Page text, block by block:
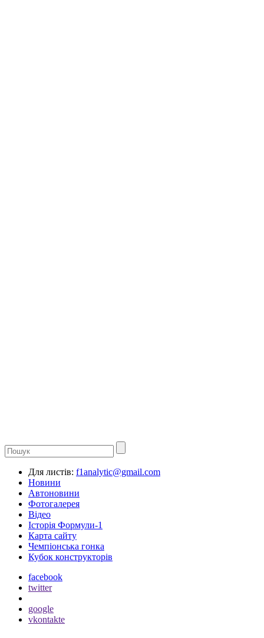
Для листів: f1analytic@gmail.com
Новини
Автоновини
Фотогалерея
Відео
Історія Формули-1
Карта сайту
Чемпіонська гонка
Кубок конструкторів
facebook
twitter
google
vkontakte